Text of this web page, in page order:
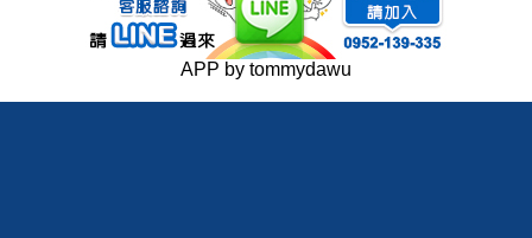
APP by tommydawu